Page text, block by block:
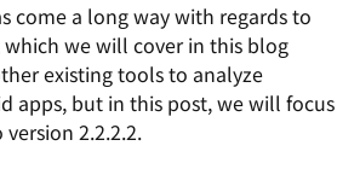
come a long way with regards to
we will cover in this blog
existing tools to analyze
apps, but in this post, we will focus
2.2.2.2.